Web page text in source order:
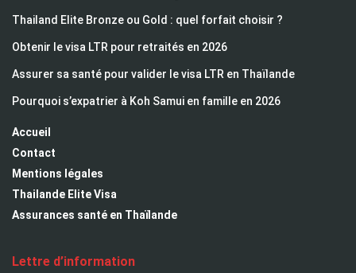
Thailand Elite Bronze ou Gold : quel forfait choisir ?
Obtenir le visa LTR pour retraités en 2026
Assurer sa santé pour valider le visa LTR en Thaïlande
Pourquoi s’expatrier à Koh Samui en famille en 2026
Accueil
Contact
Mentions légales
Thailande Elite Visa
Assurances santé en Thaïlande
Lettre d’information